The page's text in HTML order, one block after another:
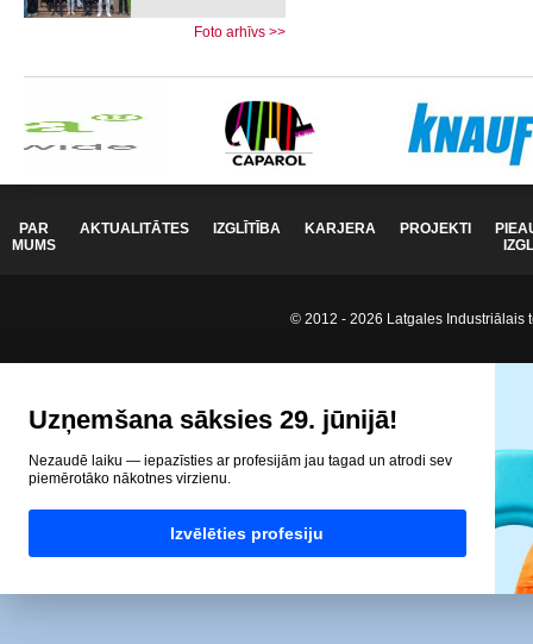
Foto arhīvs >>
PAR
MUMS
AKTUALITĀTES IZGLĪTĪBA KARJERA PROJEKTI
© 2012 - 2026 Latgales Industriālais
Uzņemšana sāksies 29. jūnijā!
Nezaudē laiku — iepazīsties ar profesijām jau tagad un atrodi sev
piemērotāko nākotnes virzienu.
Izvēlēties profesiju